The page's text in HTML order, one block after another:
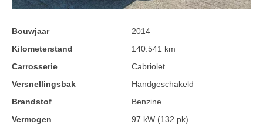
Bouwjaar
2014
Kilometerstand
140.541 km
Carrosserie
Cabriolet
Versnellingsbak
Handgeschakeld
Brandstof
Benzine
Vermogen
97 kW (132 pk)